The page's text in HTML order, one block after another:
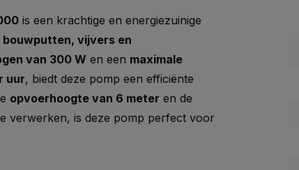
is een krachtige en energiezuinige
bouwputten, vijvers en
van 300 W en een maximale
uur, biedt deze pomp een efficiënte
opvoerhoogte van 6 meter en de
verwerken, is deze pomp perfect voor